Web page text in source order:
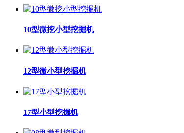
10型微挖小型挖掘机
12型微小型挖掘机
17型小型挖掘机